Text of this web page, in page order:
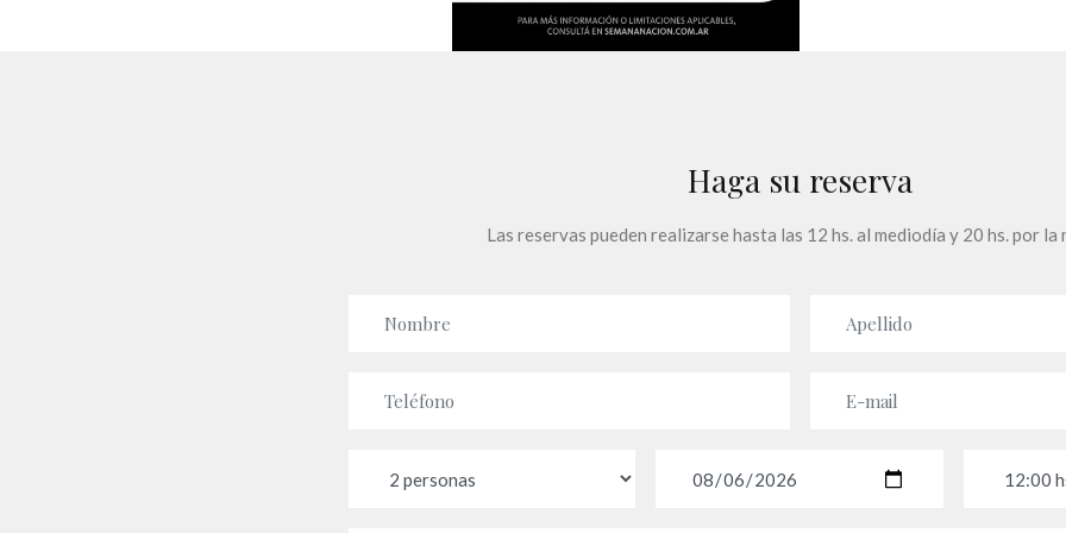
Haga su reserva
Las reservas pueden realizarse hasta las 12 hs. al mediodía y 20 hs. por la